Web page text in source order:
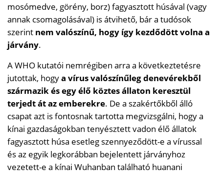
mosómedve, görény, borz) fagyasztott húsával (vagy
annak csomagolásával) is átvihető, bár a tudósok
szerint nem valószínű, hogy így kezdődött volna a
járvány.
A WHO kutatói nemrégiben arra a következtetésre
jutottak, hogya vírus valószínűleg denevérekből
származik és egy élő köztes állaton keresztül
terjedt át az emberekre. De a szakértőkből álló
csapat azt is fontosnak tartotta megvizsgálni, hogy a
kínai gazdaságokban tenyésztett vadon élő állatok
fagyasztott húsa esetleg szennyeződött-e a vírussal
és az egyik legkorábban bejelentett járványhoz
vezetett-e a kínai Wuhanban található huanani